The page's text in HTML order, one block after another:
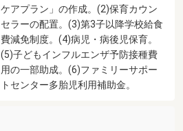
ケアプラン」の作成。(2)保育カウン
セラーの配置。(3)第3子以降学校給食
費減免制度。(4)病児・病後児保育。
(5)子どもインフルエンザ予防接種費
用の一部助成。(6)ファミリーサポー
トセンター多胎児利用補助金。